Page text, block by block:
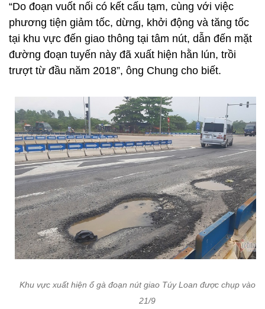
“Do đoạn vuốt nối có kết cấu tạm, cùng với việc
phương tiện giảm tốc, dừng, khởi động và tăng tốc
tại khu vực đến giao thông tại tâm nút, dẫn đến mặt
đường đoạn tuyến này đã xuất hiện hằn lún, trồi
trượt từ đầu năm 2018”, ông Chung cho biết.
Khu vực xuất hiện ổ gà đoạn nút giao Túy Loan được chụp vào
21/9